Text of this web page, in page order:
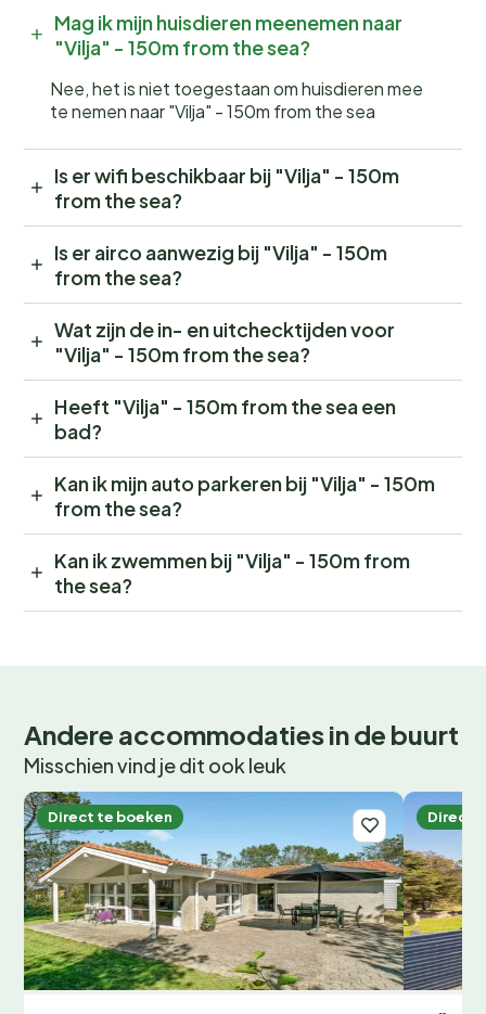
Mag ik mijn huisdieren meenemen naar
"Vilja" - 150m from the sea?
Nee, het is niet toegestaan om huisdieren mee
te nemen naar "Vilja" - 150m from the sea
Is er wifi beschikbaar bij "Vilja" - 150m
from the sea?
Is er airco aanwezig bij "Vilja" - 150m
from the sea?
Wat zijn de in- en uitchecktijden voor
"Vilja" - 150m from the sea?
Heeft "Vilja" - 150m from the sea een
bad?
Kan ik mijn auto parkeren bij "Vilja" - 150m
from the sea?
Kan ik zwemmen bij "Vilja" - 150m from
the sea?
Andere accommodaties in de buurt
Misschien vind je dit ook leuk
Direct te boeken Direct